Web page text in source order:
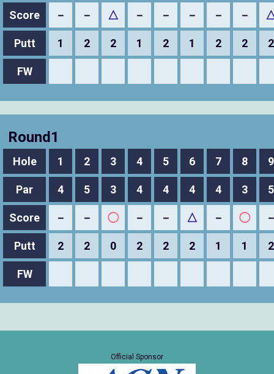
Score － － △ － － － － －
Putt 1 2 2 1 2 1 2 2 2
FW
Round1
Hole 1 2 3 4 5 6 7 8 9
Par 4 5 3 4 4 4 4 3 5
Score － － ◯ － － △ － ◯
Putt 2 2 0 2 2 2 1 1 2
FW
Official Sponsor